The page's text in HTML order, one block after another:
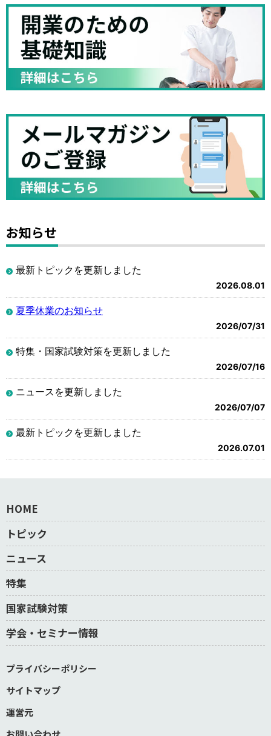
お知らせ
最新トピックを更新しました
2026.08.01
夏季休業のお知らせ
2026/07/31
特集・国家試験対策を更新しました
2026/07/16
ニュースを更新しました
2026/07/07
最新トピックを更新しました
2026.07.01
HOME
トピック
ニュース
特集
国家試験対策
学会・セミナー情報
プライバシーポリシー
サイトマップ
運営元